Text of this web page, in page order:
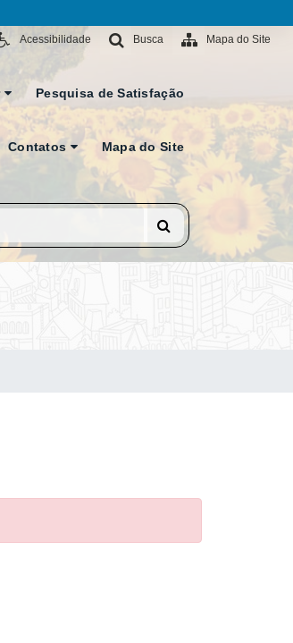
Mapa do Site
Busca
Acessibilidade
Pesquisa de Satisfação
Contatos Mapa do Site